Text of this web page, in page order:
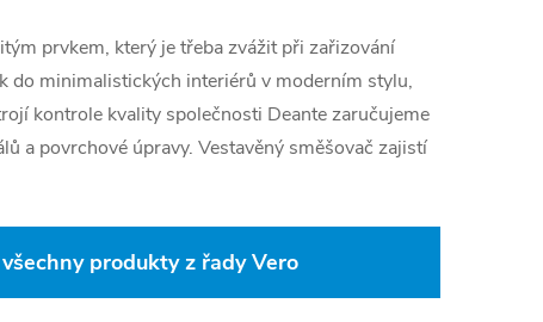
prvkem, který je třeba zvážit při zařizování
do minimalistických interiérů v moderním stylu,
kontrole kvality společnosti Deante zaručujeme
a povrchové úpravy. Vestavěný směšovač zajistí
produkty z řady Vero